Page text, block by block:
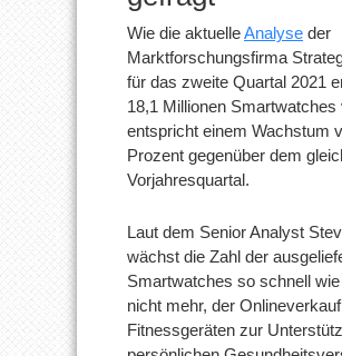
Wie die aktuelleAnalyse der
Marktforschungsfirma
für das zweite Quartal 2021
18,1 Millionen Smartwatches
entspricht einem Wachstum
Prozent gegenüber dem
Vorjahresquartal.
Laut dem Senior Analyst
wächst die Zahl der
Smartwatches so schnell
nicht mehr, der
Fitnessgeräten zur